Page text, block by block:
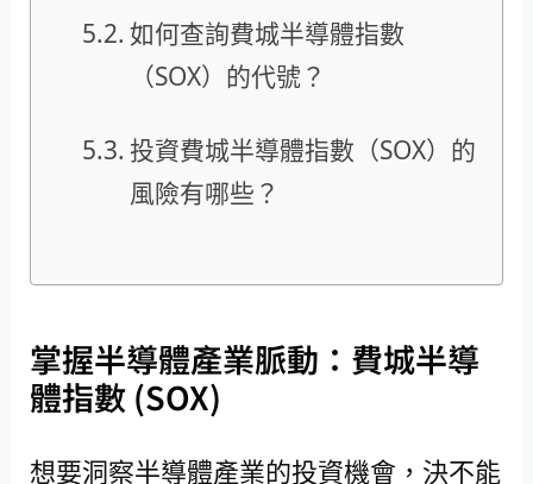
如何查詢費城半導體指數
（SOX）的代號？
投資費城半導體指數（SOX）的
風險有哪些？
掌握半導體產業脈動：費城半導
體指數 (SOX)
想要洞察半導體產業的投資機會，決不能